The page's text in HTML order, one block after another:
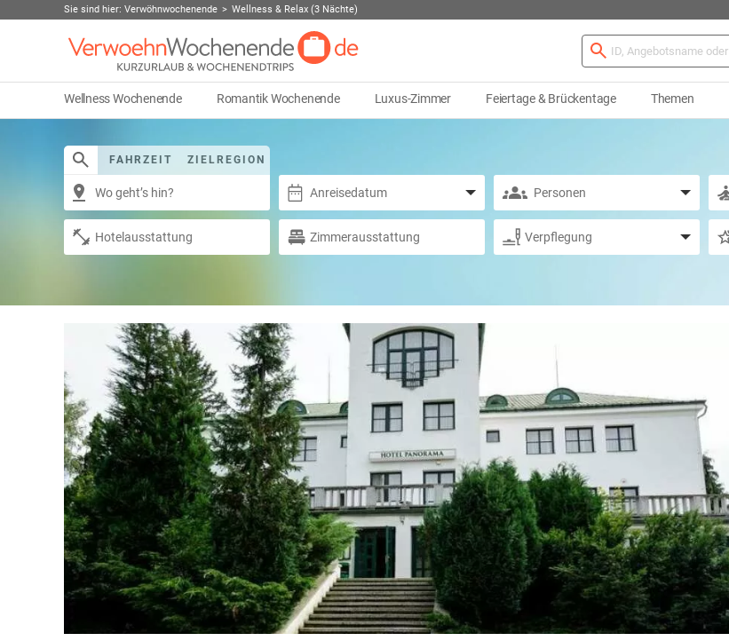
Sie sind hier: Verwöhnwochenende Wellness & Relax (3 Nächte)
Wellness Wochenende Romantik Wochenende Luxus-Zimmer Feiertage & Brückentage Themen
FAHRZEIT ZIELREGION